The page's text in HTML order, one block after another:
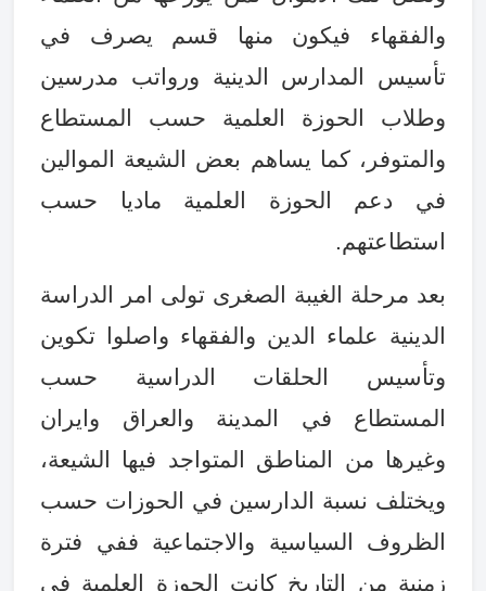
والفقهاء فيكون منها قسم يصرف في
تأسيس المدارس الدينية ورواتب مدرسين
وطلاب الحوزة العلمية حسب المستطاع
والمتوفر، كما يساهم بعض الشيعة الموالين
في دعم الحوزة العلمية ماديا حسب
استطاعتهم.
بعد مرحلة الغيبة الصغرى تولى امر الدراسة
الدينية علماء الدين والفقهاء واصلوا تكوين
وتأسيس الحلقات الدراسية حسب
المستطاع في المدينة والعراق وايران
وغيرها من المناطق المتواجد فيها الشيعة،
ويختلف نسبة الدارسين في الحوزات حسب
الظروف السياسية والاجتماعية ففي فترة
زمنية من التاريخ كانت الحوزة العلمية في